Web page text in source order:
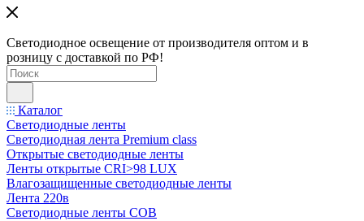
Светодиодное освещение от производителя оптом и в
розницу с доставкой по РФ!
Каталог
Светодиодные ленты
Светодиодная лента Premium class
Открытые светодиодные ленты
Ленты открытые CRI>98 LUX
Влагозащищенные светодиодные ленты
Лента 220в
Светодиодные ленты COB